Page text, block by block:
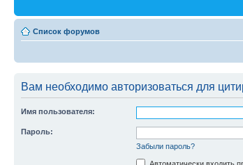
Список форумов
Вам необходимо авторизоваться для
Имя пользователя:
Пароль:
Забыли пароль?